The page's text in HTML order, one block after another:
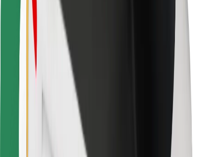
Pomoč
Za potnike
Za voznike
Za dostavljavce
Bolt Food
Za lastnike voznih parkov
Za restavracije
Bolt za podjetja